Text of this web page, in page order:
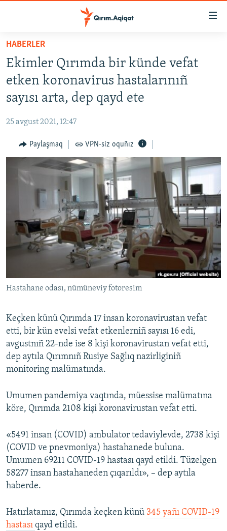
Esas
qaytmaq
Baş
qaytmaq
Qıdıruvğa
qaytmaq
HABERLER
SİYASET
İQTİSADİYAT
MEDENİYET
İNSAN AQLARI
SÜRET
FİKİR
Русский
QOŞULIÑIZ!
RFE/RS bütün saytları
HABERLER
Ekimler Qırımda bir künde vefat
etken koronavirus hastalarınıñ
sayısı arta, dep qayd ete
25 avgust 2021, 12:47
Paylaşmaq VPN-siz oquñız
Hastahane odası, nümüneviy fotoresim
Keçken künü Qırımda 17 insan koronavirustan vefat
etti, bir kün evelsi vefat etkenlerniñ sayısı 16 edi,
avgustnıñ 22-nde ise 8 kişi koronavirustan vefat etti,
dep aytıla Qırımnıñ Rusiye Sağlıq nazirliginiñ
monitoring malümatında.
Umumen pandemiya vaqtında, müessise malümatına
köre, Qırımda 2108 kişi koronavirustan vefat etti.
«5491 insan (COVID) ambulator tedaviylevde, 2738 kişi
(COVID ve pnevmoniya) hastahanede buluna.
Umumen 69211 COVID-19 hastası qayd etildi. Tüzelgen
58277 insan hastahaneden çıqarıldı», – dep aytıla
haberde.
Hatırlatamız, Qırımda keçken künü 345 yañı COVID-19
hastası qayd etildi.